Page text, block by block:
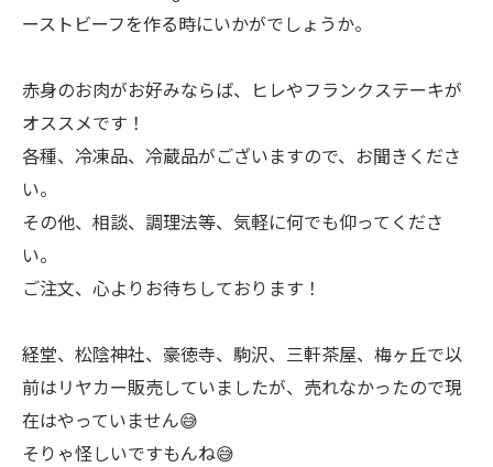
ーストビーフを作る時にいかがでしょうか。
赤身のお肉がお好みならば、ヒレやフランクステーキが
オススメです！
各種、冷凍品、冷蔵品がございますので、お聞きくださ
い。
その他、相談、調理法等、気軽に何でも仰ってくださ
い。
ご注文、心よりお待ちしております！
経堂、松陰神社、豪徳寺、駒沢、三軒茶屋、梅ヶ丘で以
前はリヤカー販売していましたが、売れなかったので現
在はやっていません😅
そりゃ怪しいですもんね😅